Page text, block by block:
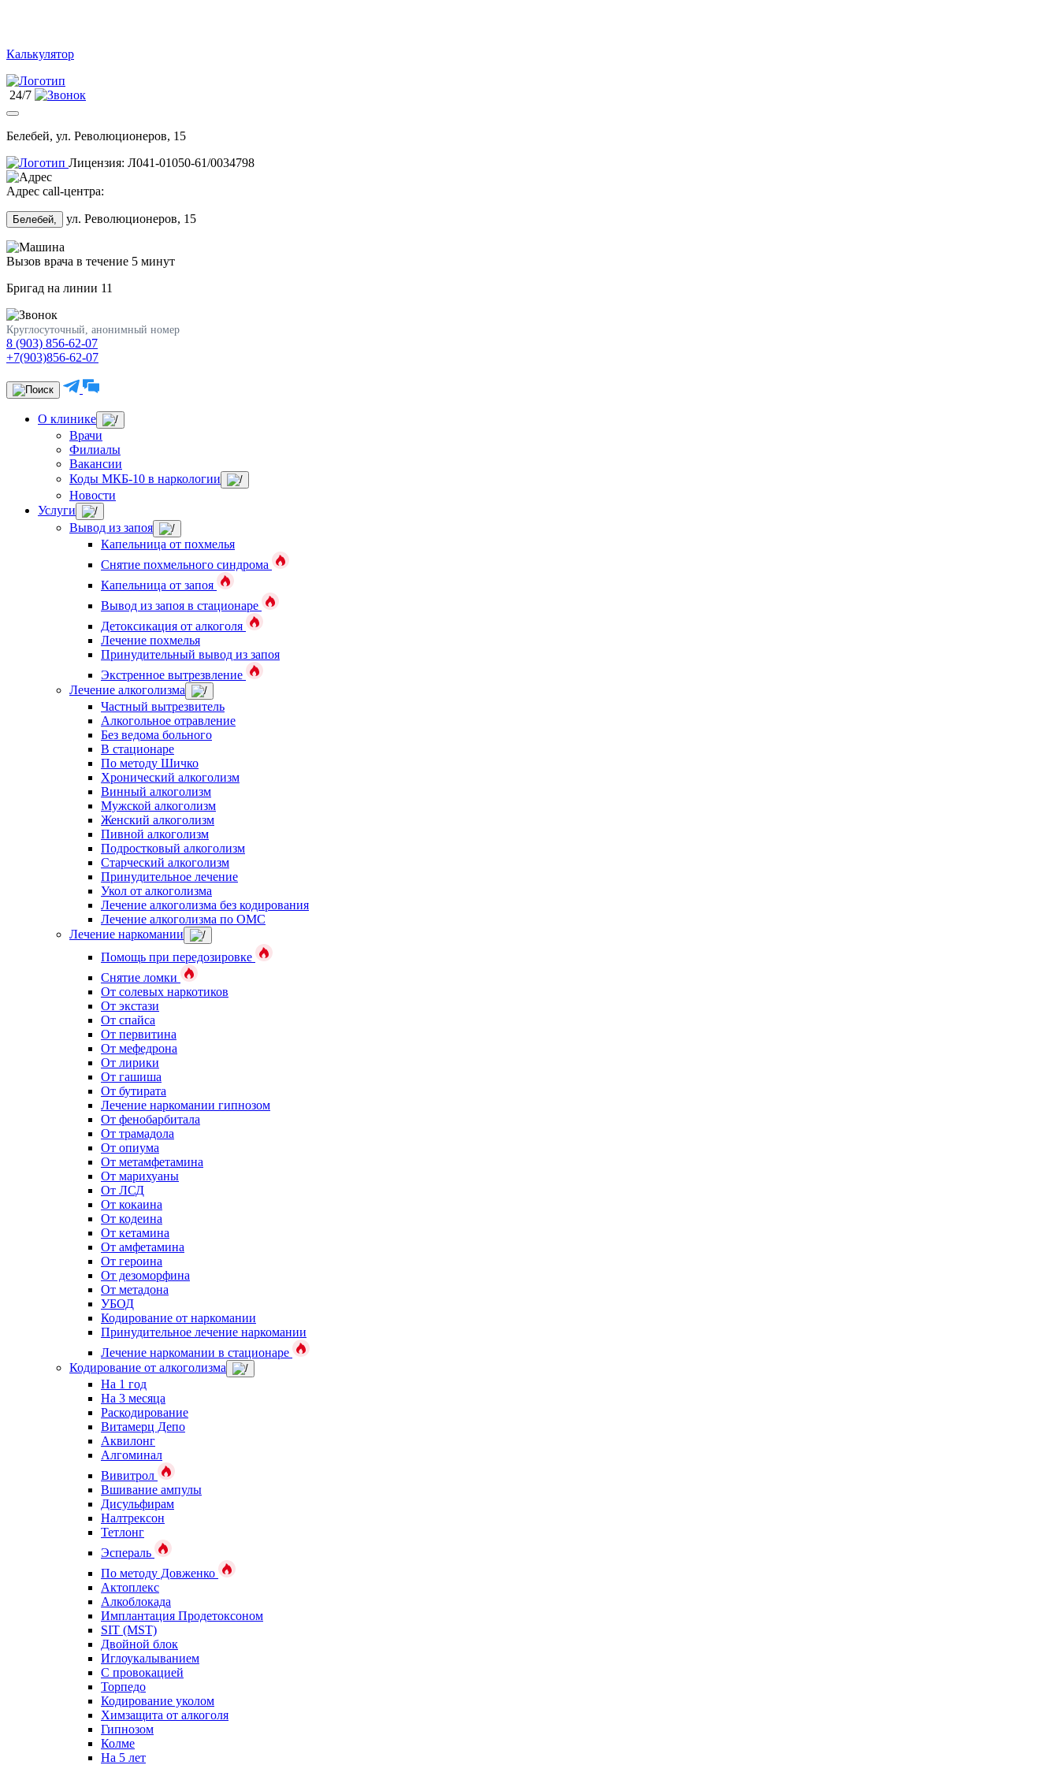
Калькулятор
24/7
Белебей, ул. Революционеров, 15
Лицензия: Л041-01050-61/0034798
Адрес call-центра:
Белебей, ул. Революционеров, 15
Вызов врача в течение 5 минут
Бригад на линии 11
Круглосуточный, анонимный номер
8 (903) 856-62-07
+7(903)856-62-07
О клинике
Врачи
Филиалы
Вакансии
Коды МКБ-10 в наркологии
Новости
Услуги
Вывод из запоя
Капельница от похмелья
Снятие похмельного синдрома
Капельница от запоя
Вывод из запоя в стационаре
Детоксикация от алкоголя
Лечение похмелья
Принудительный вывод из запоя
Экстренное вытрезвление
Лечение алкоголизма
Частный вытрезвитель
Алкогольное отравление
Без ведома больного
В стационаре
По методу Шичко
Хронический алкоголизм
Винный алкоголизм
Мужской алкоголизм
Женский алкоголизм
Пивной алкоголизм
Подростковый алкоголизм
Старческий алкоголизм
Принудительное лечение
Укол от алкоголизма
Лечение алкоголизма без кодирования
Лечение алкоголизма по ОМС
Лечение наркомании
Помощь при передозировке
Снятие ломки
От солевых наркотиков
От экстази
От спайса
От первитина
От мефедрона
От лирики
От гашиша
От бутирата
Лечение наркомании гипнозом
От фенобарбитала
От трамадола
От опиума
От метамфетамина
От марихуаны
От ЛСД
От кокаина
От кодеина
От кетамина
От амфетамина
От героина
От дезоморфина
От метадона
УБОД
Кодирование от наркомании
Принудительное лечение наркомании
Лечение наркомании в стационаре
Кодирование от алкоголизма
На 1 год
На 3 месяца
Раскодирование
Витамерц Депо
Аквилонг
Алгоминал
Вивитрол
Вшивание ампулы
Дисульфирам
Налтрексон
Тетлонг
Эспераль
По методу Довженко
Актоплекс
Алкоблокада
Имплантация Продетоксоном
SIT (MST)
Двойной блок
Иглоукалыванием
С провокацией
Торпедо
Кодирование уколом
Химзащита от алкоголя
Гипнозом
Колме
На 5 лет